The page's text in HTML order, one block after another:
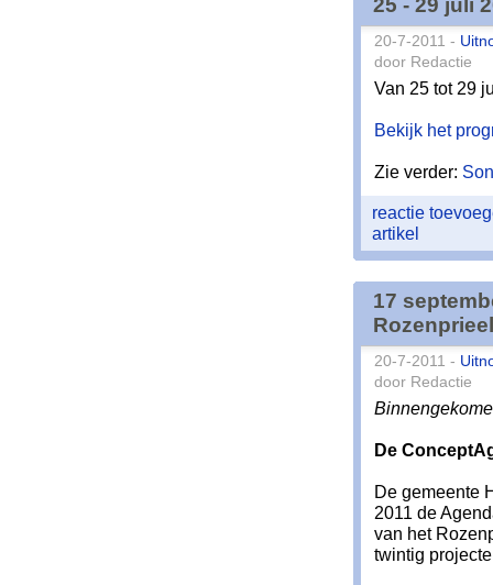
25 - 29 juli
20-7-2011 -
door Redactie
Van 25 tot 29
Bekijk het
Zie verder:
reactie
artikel
17
20-7-2011 -
door Redactie
De
De gemeente
2011 de
van het
twintig